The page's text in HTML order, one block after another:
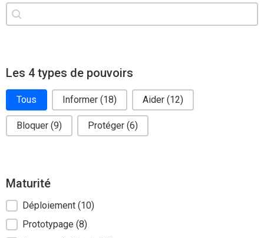
Solution search
Rechercher
Les 4 types de pouvoirs
Solutions categories
Tous Informer (18) Aider (12)
Bloquer (9) Protéger (6)
Maturité
Solutions tags
Déploiement (10)
Prototypage (8)